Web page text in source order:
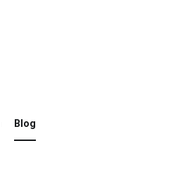
Blog